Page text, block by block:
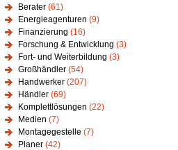
Berater (61)
Energieagenturen (9)
Finanzierung (16)
Forschung & Entwicklung (3)
Fort- und Weiterbildung (3)
Großhändler (54)
Handwerker (207)
Händler (69)
Komplettlösungen (22)
Medien (7)
Montagegestelle (7)
Planer (42)